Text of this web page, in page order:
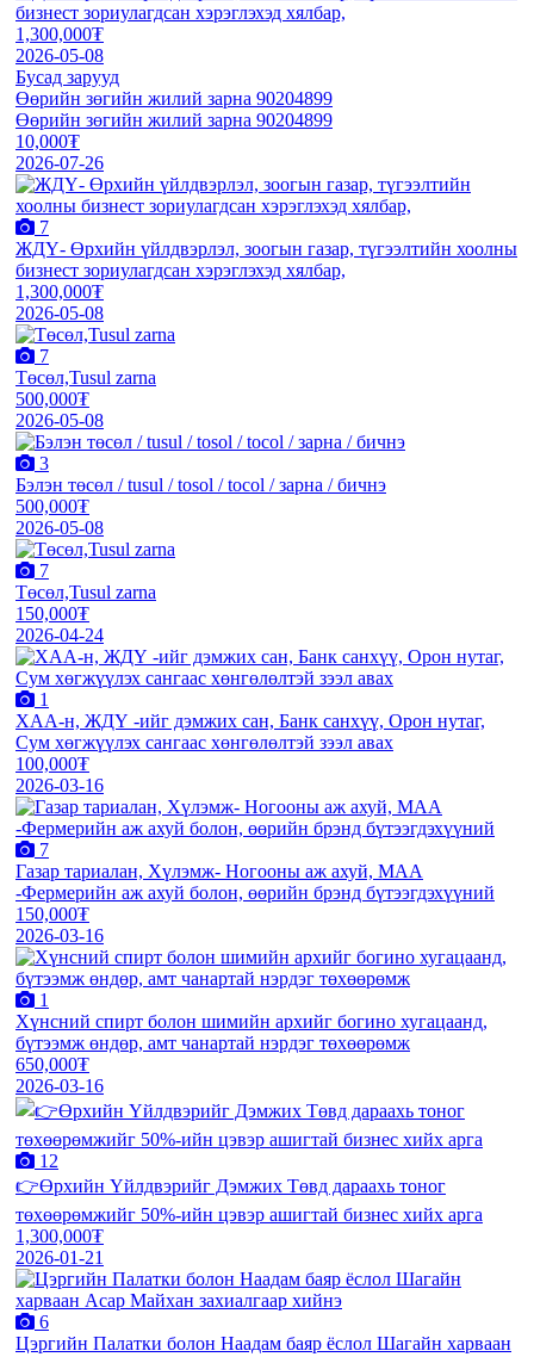
бизнест зориулагдсан хэрэглэхэд хялбар,
1,300,000₮
2026-05-08
Бусад зарууд
Өөрийн зөгийн жилий зарна 90204899
Өөрийн зөгийн жилий зарна 90204899
10,000₮
2026-07-26
7
ЖДҮ- Өрхийн үйлдвэрлэл, зоогын газар, түгээлтийн хоолны
бизнест зориулагдсан хэрэглэхэд хялбар,
1,300,000₮
2026-05-08
7
Төсөл,Tusul zarna
500,000₮
2026-05-08
3
Бэлэн төсөл / tusul / tosol / tocol / зарна / бичнэ
500,000₮
2026-05-08
7
Төсөл,Tusul zarna
150,000₮
2026-04-24
1
XАА-н, ЖДҮ -ийг дэмжиx сан, Банк санxүү, Орон нутаг,
Сум хөгжүүлэх сангаас хөнгөлөлтэй зээл авах
100,000₮
2026-03-16
7
Газар тариалан, Хүлэмж- Ногооны аж ахуй, МАА
-Фермерийн аж ахуй болон, өөрийн брэнд бүтээгдэхүүний
150,000₮
2026-03-16
1
Хүнсний спирт болон шимийн архийг богино хугацаанд,
бүтээмж өндөр, амт чанартай нэрдэг төхөөрөмж
650,000₮
2026-03-16
12
👉Өрхийн Үйлдвэрийг Дэмжих Төвд дараахь тоног
төхөөрөмжийг 50%-ийн цэвэр ашигтай бизнес хийх арга
1,300,000₮
2026-01-21
6
Цэргийн Палатки болон Наадам баяр ёслол Шагайн харваан